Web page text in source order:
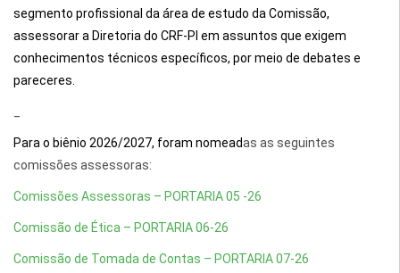
segmento profissional da área de estudo da Comissão,
assessorar a Diretoria do CRF-PI em assuntos que exigem
conhecimentos técnicos específicos, por meio de debates e
pareceres.
Para o biênio 2026/2027, foram nomeadas as seguintes
comissões assessoras:
Comissões Assessoras – PORTARIA 05 -26
Comissão de Ética – PORTARIA 06-26
Comissão de Tomada de Contas – PORTARIA 07-26